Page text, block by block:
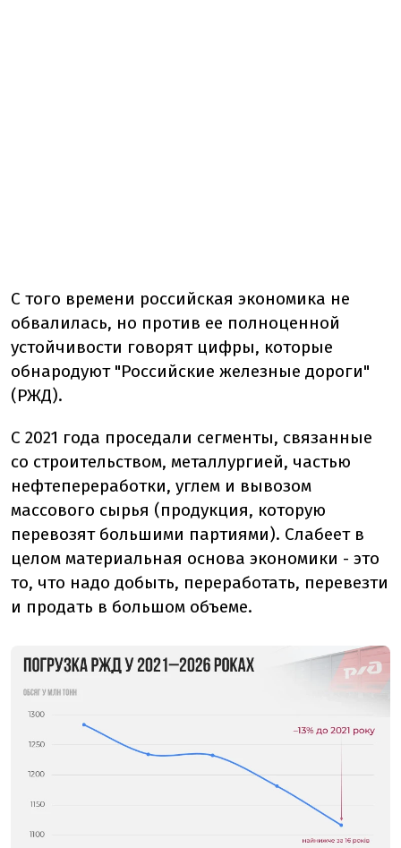
С того времени российская экономика не
обвалилась, но против ее полноценной
устойчивости говорят цифры, которые
обнародуют "Российские железные дороги"
(РЖД).
С 2021 года проседали сегменты, связанные
со строительством, металлургией, частью
нефтепереработки, углем и вывозом
массового сырья (продукция, которую
перевозят большими партиями). Слабеет в
целом материальная основа экономики - это
то, что надо добыть, переработать, перевезти
и продать в большом объеме.